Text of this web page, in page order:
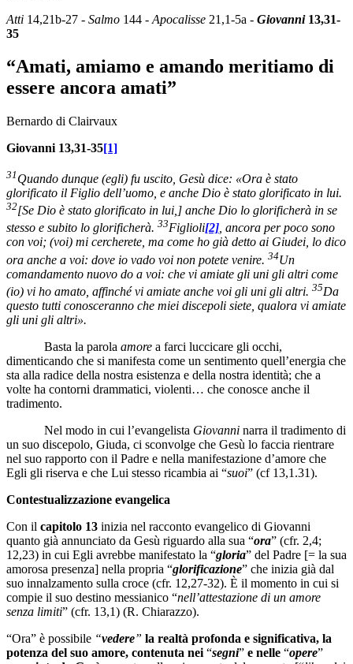
Atti 14,21b-27 - Salmo 144 - Apocalisse 21,1-5a - Giovanni 13,31-
35
“Amati, amiamo e amando meritiamo di
essere ancora amati”
Bernardo di Clairvaux
Giovanni 13,31-35[1]
31 Quando dunque (egli) fu uscito, Gesù dice: «Ora è stato
glorificato il Figlio dell’uomo, e anche Dio è stato glorificato in lui.
32[Se Dio è stato glorificato in lui,] anche Dio lo glorificherà in se
stesso e subito lo glorificherà. 33Figlioli[2] , ancora per poco sono
con voi; (voi) mi cercherete, ma come ho già detto ai Giudei, lo dico
ora anche a voi: dove io vado voi non potete venire. 34Un
comandamento nuovo do a voi: che vi amiate gli uni gli altri come
(io) vi ho amato, affinché vi amiate anche voi gli uni gli altri. 35Da
questo tutti conosceranno che miei discepoli siete, qualora vi amiate
gli uni gli altri».
Basta la parola amore a farci luccicare gli occhi,
dimenticando che si manifesta come un sentimento quell’energia che
sta alla radice della nostra esistenza e della nostra identità; che a
volte ha contorni drammatici, violenti… che conosce anche il
tradimento.
Nel modo in cui l’evangelista Giovanni narra il tradimento di
un suo discepolo, Giuda, ci sconvolge che Gesù lo faccia rientrare
nel suo rapporto con il Padre e nella manifestazione d’amore che
Egli gli riserva e che Lui stesso ricambia ai “suoi” (cf 13,1.31).
Contestualizzazione evangelica
Con il capitolo 13 inizia nel racconto evangelico di Giovanni
quanto già annunciato da Gesù riguardo alla sua “ora” (cfr. 2,4;
12,23) in cui Egli avrebbe manifestato la “gloria” del Padre [= la sua
amorosa presenza] nella propria “glorificazione” che inizia già dal
suo innalzamento sulla croce (cfr. 12,27-32). È il momento in cui si
compie il suo destino messianico “nell’attestazione di un amore
senza limiti” (cfr. 13,1) (R. Chiarazzo).
“Ora” è possibile “vedere” la realtà profonda e significativa, la
potenza del suo amore, contenuta nei “segni” e nelle “opere”